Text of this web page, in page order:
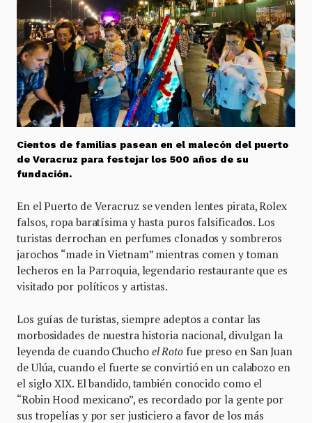
Cientos de familias pasean en el malecón del puerto
de Veracruz para festejar los 500 años de su
fundación.
En el Puerto de Veracruz se venden lentes pirata, Rolex
falsos, ropa baratísima y hasta puros falsificados. Los
turistas derrochan en perfumes clonados y sombreros
jarochos “made in Vietnam” mientras comen y toman
lecheros en la Parroquia, legendario restaurante que es
visitado por políticos y artistas.
Los guías de turistas, siempre adeptos a contar las
morbosidades de nuestra historia nacional, divulgan la
leyenda de cuando Chucho el Roto fue preso en San Juan
de Ulúa, cuando el fuerte se convirtió en un calabozo en
el siglo XIX. El bandido, también conocido como el
“Robin Hood mexicano”, es recordado por la gente por
sus tropelías y por ser justiciero a favor de los más